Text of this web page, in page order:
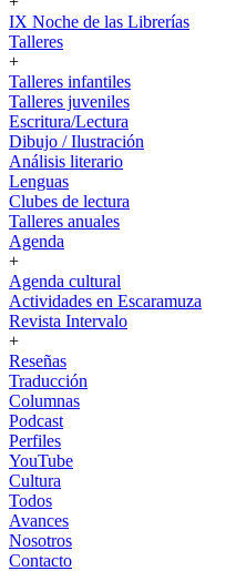
IX Noche de las Librerías
Talleres
+
Talleres infantiles
Talleres juveniles
Escritura/Lectura
Dibujo / Ilustración
Análisis literario
Lenguas
Clubes de lectura
Talleres anuales
Agenda
+
Agenda cultural
Actividades en Escaramuza
Revista Intervalo
+
Reseñas
Traducción
Columnas
Podcast
Perfiles
YouTube
Cultura
Todos
Avances
Nosotros
Contacto